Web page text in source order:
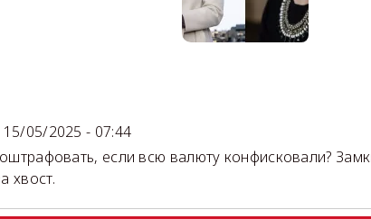
15/05/2025 - 07:44
если всю валюту конфисковали?
хвост.